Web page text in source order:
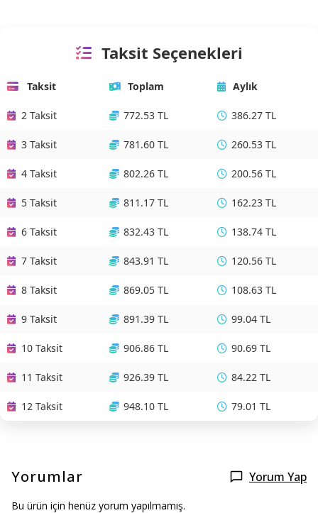
Taksit Seçenekleri
Taksit Toplam Aylık
2 Taksit 772.53 TL 386.27 TL
3 Taksit 781.60 TL 260.53 TL
4 Taksit 802.26 TL 200.56 TL
5 Taksit 811.17 TL 162.23 TL
6 Taksit 832.43 TL 138.74 TL
7 Taksit 843.91 TL 120.56 TL
8 Taksit 869.05 TL 108.63 TL
9 Taksit 891.39 TL 99.04 TL
10 Taksit 906.86 TL 90.69 TL
11 Taksit 926.39 TL 84.22 TL
12 Taksit 948.10 TL 79.01 TL
Yorumlar Yorum Yap
Bu ürün için henüz yorum yapılmamış.